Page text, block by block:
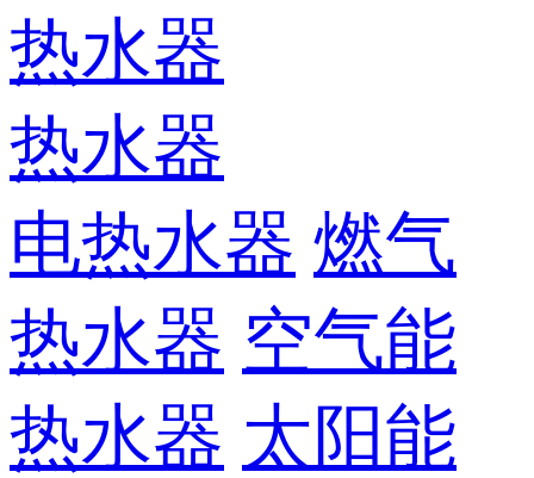
热水器
热水器
电热水器 燃气
热水器 空气能
热水器 太阳能